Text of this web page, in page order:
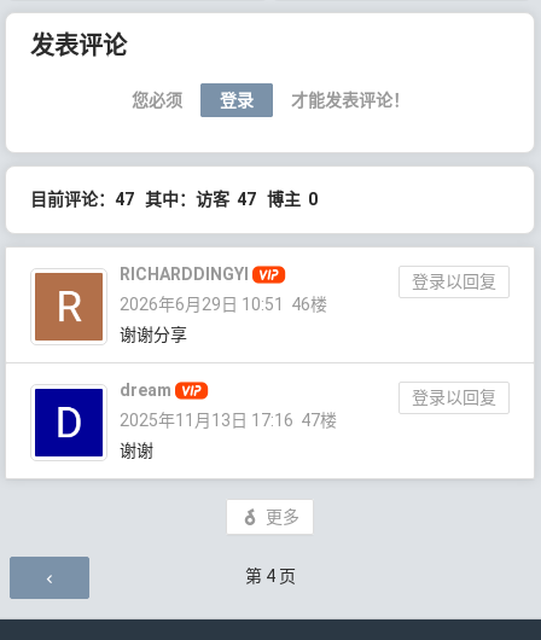
文章导航
发表评论
您必须 登录 才能发表评论！
目前评论：47 其中：访客 47 博主 0
RICHARDDINGYI
登录以回复
2026年6月29日 10:51
46楼
谢谢分享
dream
登录以回复
2025年11月13日 17:16 47楼
谢谢
更多
评论导航 第 4页